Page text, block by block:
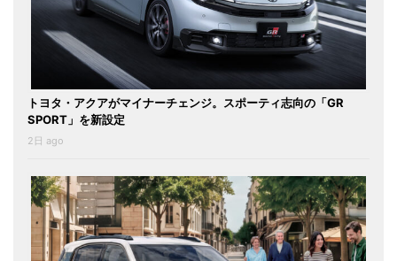
トヨタ・アクアがマイナーチェンジ。スポーティ志向の「GR
SPORT」を新設定
2日 ago